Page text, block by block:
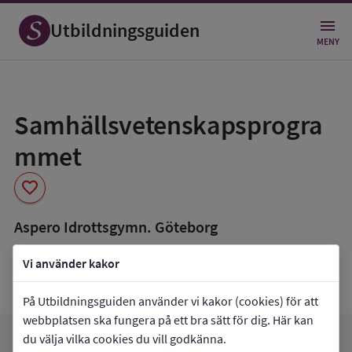
Vi använder kakor
På Utbildningsguiden använder vi kakor (cookies) för att
webbplatsen ska fungera på ett bra sätt för dig. Här kan
du välja vilka cookies du vill godkänna.
Utbildningsguiden MENY
Samhällsvetenskapsprogra
mmet
favorite
som
favorit
Aspero Idrottsgymn. Göteborg
book_5 Inriktning som finns tillgänglig
Beteendevetenskap
Gå tillAspero Idrottsgymn. Göteborg